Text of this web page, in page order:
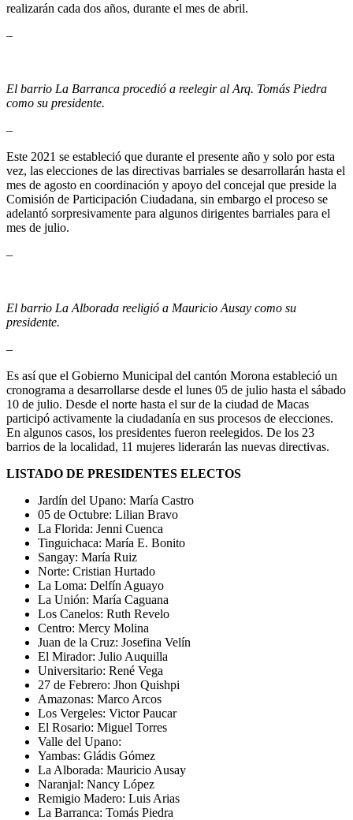
realizarán cada dos años, durante el mes de abril.
–
El barrio La Barranca procedió a reelegir al Arq. Tomás Piedra
como su presidente.
–
Este 2021 se estableció que durante el presente año y solo por esta
vez, las elecciones de las directivas barriales se desarrollarán hasta el
mes de agosto en coordinación y apoyo del concejal que preside la
Comisión de Participación Ciudadana, sin embargo el proceso se
adelantó sorpresivamente para algunos dirigentes barriales para el
mes de julio.
–
El barrio La Alborada reeligió a Mauricio Ausay como su
presidente.
–
Es así que el Gobierno Municipal del cantón Morona estableció un
cronograma a desarrollarse desde el lunes 05 de julio hasta el sábado
10 de julio. Desde el norte hasta el sur de la ciudad de Macas
participó activamente la ciudadanía en sus procesos de elecciones.
En algunos casos, los presidentes fueron reelegidos. De los 23
barrios de la localidad, 11 mujeres liderarán las nuevas directivas.
LISTADO DE PRESIDENTES ELECTOS
Jardín del Upano: María Castro
05 de Octubre: Lilian Bravo
La Florida: Jenni Cuenca
Tinguichaca: María E. Bonito
Sangay: María Ruiz
Norte: Cristian Hurtado
La Loma: Delfín Aguayo
La Unión: María Caguana
Los Canelos: Ruth Revelo
Centro: Mercy Molina
Juan de la Cruz: Josefina Velín
El Mirador: Julio Auquilla
Universitario: René Vega
27 de Febrero: Jhon Quishpi
Amazonas: Marco Arcos
Los Vergeles: Victor Paucar
El Rosario: Miguel Torres
Valle del Upano:
Yambas: Gládis Gómez
La Alborada: Mauricio Ausay
Naranjal: Nancy López
Remigio Madero: Luis Arias
La Barranca: Tomás Piedra